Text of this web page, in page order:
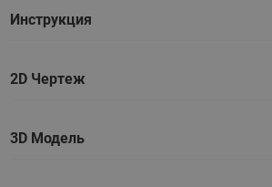
Инструкция
2D Чертеж
3D Модель